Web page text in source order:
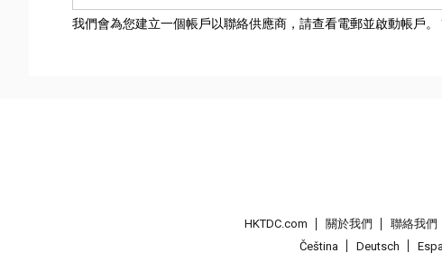
我們會為您建立一個帳戶以聯絡供應商，請查看電郵並啟動帳戶。
HKTDC.com 關於我們 聯絡我們
Čeština
Deutsch